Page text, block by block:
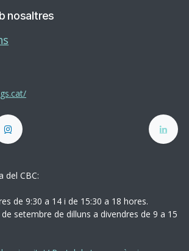
nosaltres
del CBC:
de 9:30 a 14 i de 15:30 a 18 hores.
setembre de dilluns a divendres de 9 a 15